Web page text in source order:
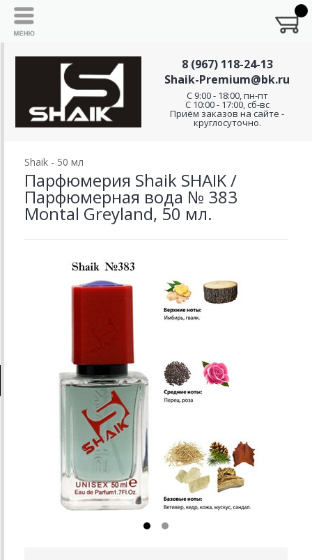
8 (967) 118-24-13
Shaik-Premium@bk.ru
C 9:00 - 18:00, пн-пт
С 10:00 - 17:00, сб-вс
Приём заказов на сайте -
круглосуточно.
Shaik - 50 мл
Парфюмерия Shaik SHAIK /
Парфюмерная вода № 383
Montal Greyland, 50 мл.